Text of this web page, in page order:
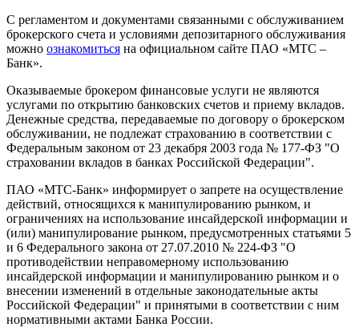
С регламентом и документами связанными с обслуживанием
брокерского счета и условиями депозитарного обслуживания
можно ознакомиться на официальном сайте ПАО «МТС –
Банк».
Оказываемые брокером финансовые услуги не являются
услугами по открытию банковских счетов и приему вкладов.
Денежные средства, передаваемые по договору о брокерском
обслуживании, не подлежат страхованию в соответствии с
Федеральным законом от 23 декабря 2003 года № 177-ФЗ "О
страховании вкладов в банках Российской Федерации".
ПАО «МТС-Банк» информирует о запрете на осуществление
действий, относящихся к манипулированию рынком, и
ограничениях на использование инсайдерской информации и
(или) манипулирование рынком, предусмотренных статьями 5
и 6 Федерального закона от 27.07.2010 № 224-ФЗ "О
противодействии неправомерному использованию
инсайдерской информации и манипулированию рынком и о
внесении изменений в отдельные законодательные акты
Российской Федерации" и принятыми в соответствии с ним
нормативными актами Банка России.